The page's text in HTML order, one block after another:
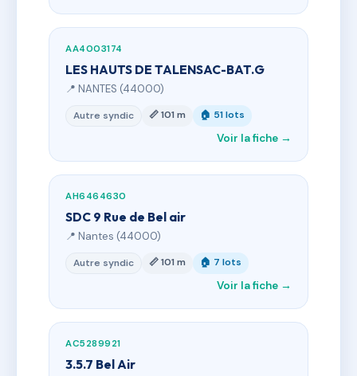
AA4003174
LES HAUTS DE TALENSAC-BAT.G
📍 NANTES (44000)
Autre syndic 📏 101 m 🏠 51 lots
Voir la fiche →
AH6464630
SDC 9 Rue de Bel air
📍 Nantes (44000)
Autre syndic 📏 101 m 🏠 7 lots
Voir la fiche →
AC5289921
3.5.7 Bel Air